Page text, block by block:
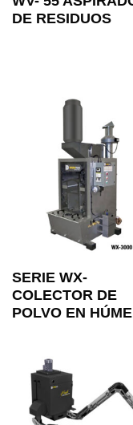
DE RESIDUOS
SERIE WX-
COLECTOR DE
POLVO EN